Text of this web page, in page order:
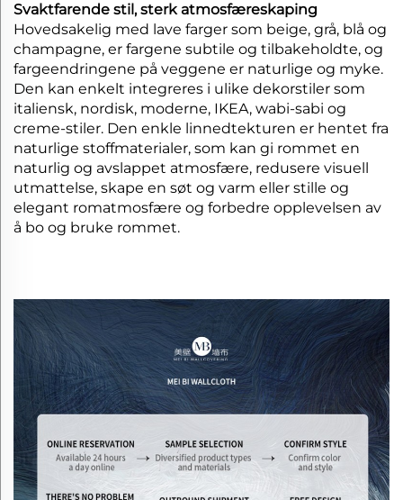
Svaktfarende stil, sterk atmosfæreskaping
Hovedsakelig med lave farger som beige, grå, blå og
champagne, er fargene subtile og tilbakeholdte, og
fargeendringene på veggene er naturlige og myke.
Den kan enkelt integreres i ulike dekorstiler som
italiensk, nordisk, moderne, IKEA, wabi-sabi og
creme-stiler. Den enkle linnedtekturen er hentet fra
naturlige stoffmaterialer, som kan gi rommet en
naturlig og avslappet atmosfære, redusere visuell
utmattelse, skape en søt og varm eller stille og
elegant romatmosfære og forbedre opplevelsen av
å bo og bruke rommet.